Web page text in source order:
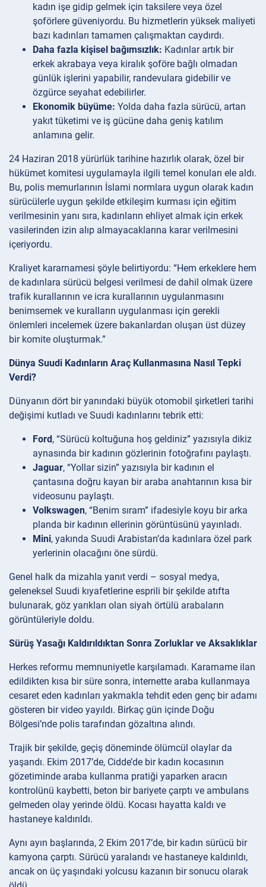
kadın işe gidip gelmek için taksilere veya özel
şoförlere güveniyordu. Bu hizmetlerin yüksek maliyeti
bazı kadınları tamamen çalışmaktan caydırdı.
Daha fazla kişisel bağımsızlık: Kadınlar artık bir
erkek akrabaya veya kiralık şoföre bağlı olmadan
günlük işlerini yapabilir, randevulara gidebilir ve
özgürce seyahat edebilirler.
Ekonomik büyüme: Yolda daha fazla sürücü, artan
yakıt tüketimi ve iş gücüne daha geniş katılım
anlamına gelir.
24 Haziran 2018 yürürlük tarihine hazırlık olarak, özel bir
hükümet komitesi uygulamayla ilgili temel konuları ele aldı.
Bu, polis memurlarının İslami normlara uygun olarak kadın
sürücülerle uygun şekilde etkileşim kurması için eğitim
verilmesinin yanı sıra, kadınların ehliyet almak için erkek
vasilerinden izin alıp almayacaklarına karar verilmesini
içeriyordu.
Kraliyet kararnamesi şöyle belirtiyordu: “Hem erkeklere hem
de kadınlara sürücü belgesi verilmesi de dahil olmak üzere
trafik kurallarının ve icra kurallarının uygulanmasını
benimsemek ve kuralların uygulanması için gerekli
önlemleri incelemek üzere bakanlardan oluşan üst düzey
bir komite oluşturmak.”
Dünya Suudi Kadınların Araç Kullanmasına Nasıl Tepki
Verdi?
Dünyanın dört bir yanındaki büyük otomobil şirketleri tarihi
değişimi kutladı ve Suudi kadınlarını tebrik etti:
Ford, “Sürücü koltuğuna hoş geldiniz” yazısıyla dikiz
aynasında bir kadının gözlerinin fotoğrafını paylaştı.
Jaguar, “Yollar sizin” yazısıyla bir kadının el
çantasına doğru kayan bir araba anahtarının kısa bir
videosunu paylaştı.
Volkswagen, “Benim sıram” ifadesiyle koyu bir arka
planda bir kadının ellerinin görüntüsünü yayınladı.
Mini, yakında Suudi Arabistan’da kadınlara özel park
yerlerinin olacağını öne sürdü.
Genel halk da mizahla yanıt verdi – sosyal medya,
geleneksel Suudi kıyafetlerine esprili bir şekilde atıfta
bulunarak, göz yarıkları olan siyah örtülü arabaların
görüntüleriyle doldu.
Sürüş Yasağı Kaldırıldıktan Sonra Zorluklar ve Aksaklıklar
Herkes reformu memnuniyetle karşılamadı. Kararname ilan
edildikten kısa bir süre sonra, internette araba kullanmaya
cesaret eden kadınları yakmakla tehdit eden genç bir adamı
gösteren bir video yayıldı. Birkaç gün içinde Doğu
Bölgesi’nde polis tarafından gözaltına alındı.
Trajik bir şekilde, geçiş döneminde ölümcül olaylar da
yaşandı. Ekim 2017’de, Cidde’de bir kadın kocasının
gözetiminde araba kullanma pratiği yaparken aracın
kontrolünü kaybetti, beton bir bariyete çarptı ve ambulans
gelmeden olay yerinde öldü. Kocası hayatta kaldı ve
hastaneye kaldırıldı.
Aynı ayın başlarında, 2 Ekim 2017’de, bir kadın sürücü bir
kamyona çarptı. Sürücü yaralandı ve hastaneye kaldırıldı,
ancak on üç yaşındaki yolcusu kazanın bir sonucu olarak